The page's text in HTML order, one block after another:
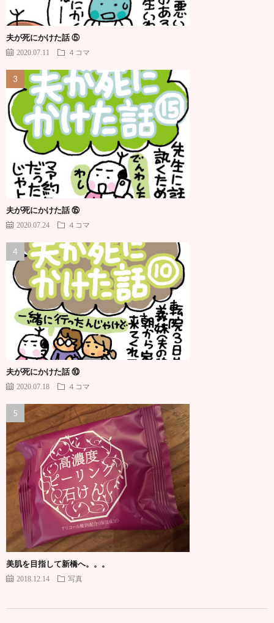
夫が死にかけた話 ⑤
2020.07.11 ４コマ
夫が死にかけた話 ⑮
2020.07.24 ４コマ
夫が死にかけた話 ⑩
2020.07.18 ４コマ
美肌を目指して新橋へ。。。
2018.12.14 写真